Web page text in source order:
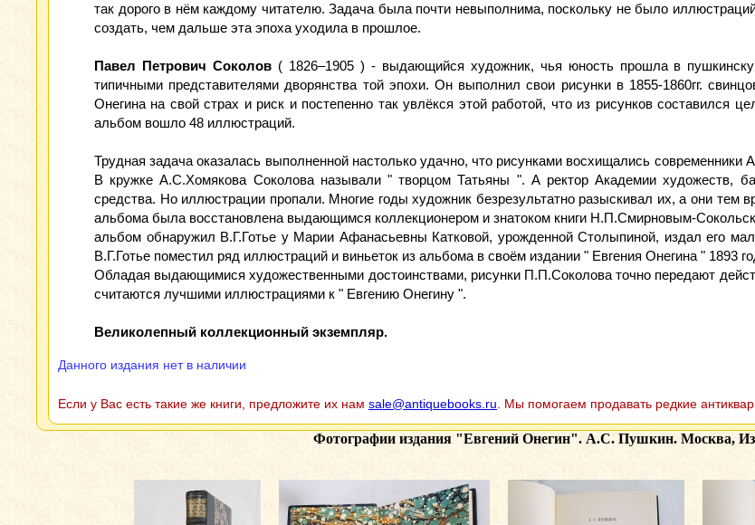
так дорого в нём каждому читателю. Задача была почти невыполнима, поскольку не было
создать, чем дальше эта эпоха уходила в прошлое.
Павел Петрович Соколов( 1826–1905 ) - выдающийся художник, чья юность прошла в
типичными представителями дворянства той эпохи. Он выполнил свои рисунки в 1855-1860гг.
Онегина на свой страх и риск и постепенно так увлёкся этой работой, что из рисунков составился
альбом вошло 48 иллюстраций.
Трудная задача оказалась выполненной настолько удачно, что рисунками восхищались
В кружке А.С.Хомякова Соколова называли " творцом Татьяны ". А ректор Академии художеств,
средства. Но иллюстрации пропали. Многие годы художник безрезультатно разыскивал их, а они тем
альбома была восстановлена выдающимся коллекционером и знатоком книги Н.П.Смирновым-
альбом обнаружил В.Г.Готье у Марии Афанасьевны Катковой, урожденной Столыпиной, издал его
В.Г.Готье поместил ряд иллюстраций и виньеток из альбома в своём издании " Евгения Онегина " 1893
Обладая выдающимися художественными достоинствами, рисунки П.П.Соколова точно передают
считаются лучшими иллюстрациями к " Евгению Онегину ".
Великолепный коллекционный экземпляр.
Данного издания нет в наличии
Если у Вас есть такие же книги, предложите их нам sale@antiquebooks.ru . Мы помогаем продавать редкие
Фотографии издания "Евгений Онегин". А.С. Пушкин. Москва,